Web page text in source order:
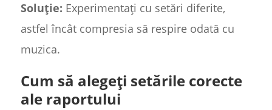
Soluție: Experimentați cu setări diferite,
astfel încât compresia să respire odată cu
muzica.
Cum să alegeți setările corecte
ale raportului